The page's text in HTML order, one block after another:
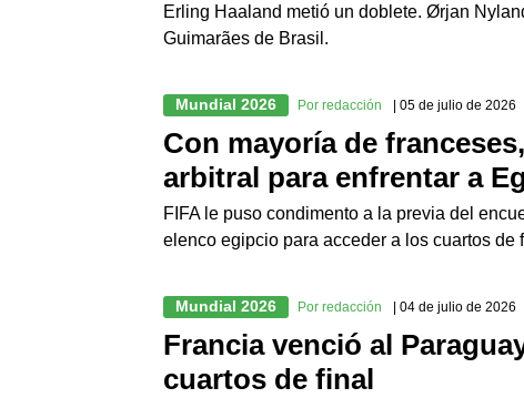
Erling Haaland metió un doblete. Ørjan
Guimarães de Brasil.
Mundial 2026 Por redacción | 05 de julio de 2026
Con mayoría de
arbitral para enfrentar a
FIFA le puso condimento a la previa del
elenco egipcio para acceder a los cuartos de
Mundial 2026 Por redacción | 04 de julio de 2026
Francia venció al
cuartos de final